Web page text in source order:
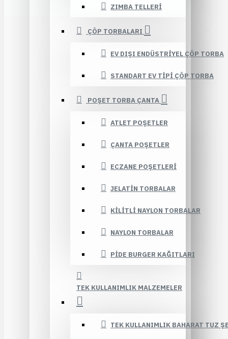
ZIMBA TELLERI
ÇÖP TORBALARI
EV DIŞI ENDÜSTRIYEL ÇÖP TORBA
STANDART EV TIPI ÇÖP TORBA
POŞET TORBA ÇANTA
ATLET POŞETLER
ÇANTA POŞETLER
ECZANE POŞETLERI
JELATIN TORBALAR
KILITLI NAYLON TORBALAR
NAYLON TORBALAR
PIDE BURGER KAĞITLARI
TEK KULLANIMLIK MALZEMELER
TEK KULLANIMLIK BAHARAT TUZ